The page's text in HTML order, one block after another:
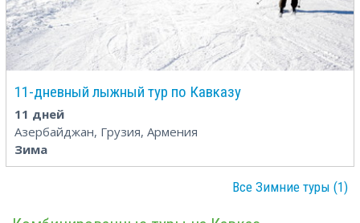
11-дневный лыжный тур по Кавказу
11 дней
Азербайджан, Грузия, Армения
Зима
Все Зимние туры (1)